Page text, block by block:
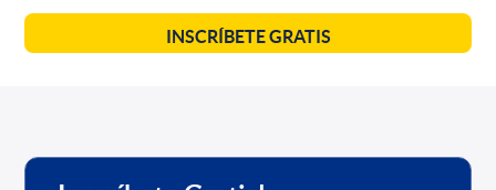
INSCRÍBETE GRATIS